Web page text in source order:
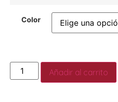
Color
Añadir al carrito